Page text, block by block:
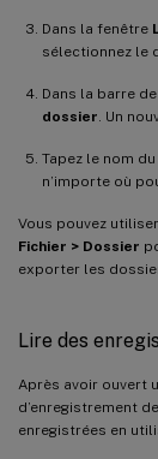
Dans la fenêtre
sélectionnez le
Dans la barre
dossier . Un
Tapez le nom
n’importe où
Vous pouvez
Fichier > Dossier
exporter les
Lire des
Après avoir ouvert
d’enregistrement
enregistrées en